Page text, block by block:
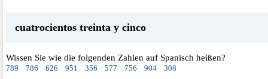
cuatrocientos treinta y cinco
Wissen Sie wie die folgenden Zahlen auf Spanisch heißen?
789 786 626 951 356 577 756 904 308